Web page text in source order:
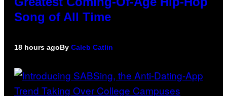
Song of All Time
18 hours agoBy Caleb Catlin